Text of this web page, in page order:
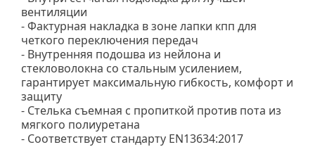
вентиляции
- Фактурная накладка в зоне лапки кпп для
четкого переключения передач
- Внутренняя подошва из нейлона и
стекловолокна со стальным усилением,
гарантирует максимальную гибкость, комфорт и
защиту
- Стелька съемная с пропиткой против пота из
мягкого полиуретана
- Соответствует стандарту EN13634:2017